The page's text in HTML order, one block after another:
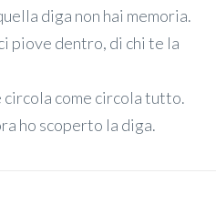
diga non hai memoria.
piove dentro, di chi te la
circola come circola tutto.
ho scoperto la diga.